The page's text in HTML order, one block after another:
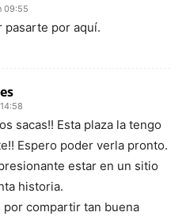
09:55
pasarte por aquí.
sacas!! Esta plaza la tengo
Espero poder verla pronto.
estar en un sitio
historia.
por compartir tan buena